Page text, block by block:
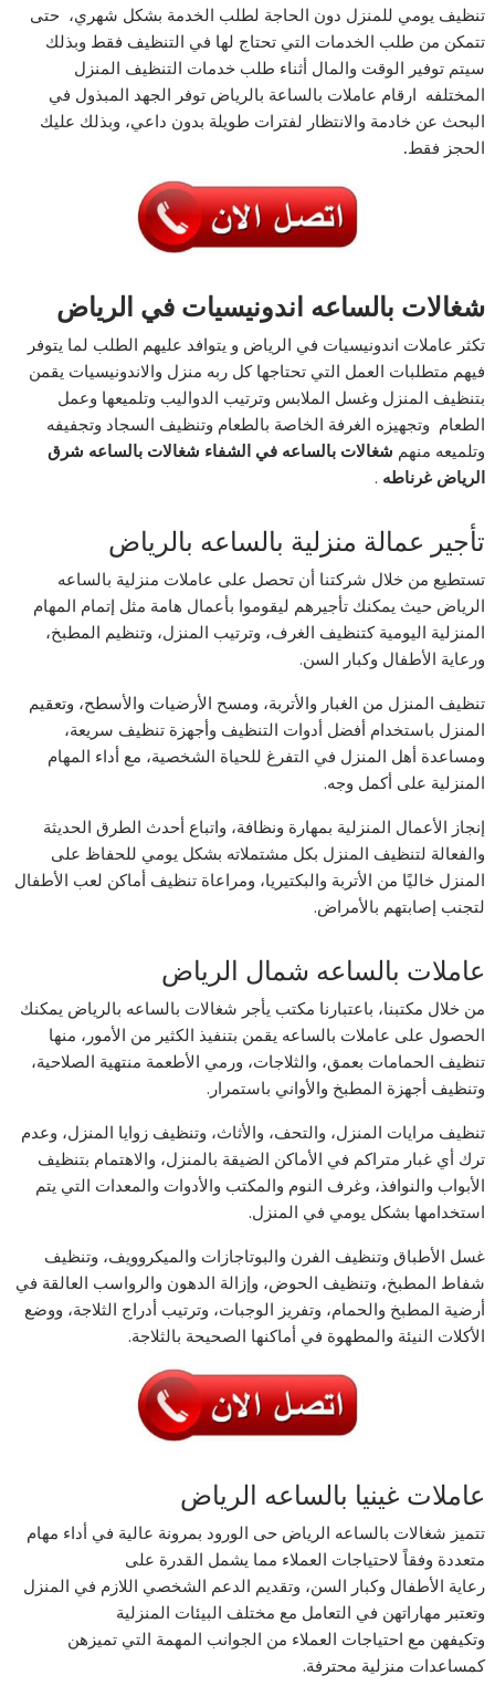
تنظيف يومي للمنزل دون الحاجة لطلب الخدمة بشكل شهري، حتى
تتمكن من طلب الخدمات التي تحتاج لها في التنظيف فقط وبذلك
سيتم توفير الوقت والمال أثناء طلب خدمات التنظيف المنزل
المختلفه ارقام عاملات بالساعة بالرياض توفر الجهد المبذول في
البحث عن خادمة والانتظار لفترات طويلة بدون داعي، وبذلك عليك
الحجز فقط.
شغالات بالساعه اندونيسيات في الرياض
تكثر عاملات اندونيسيات في الرياض و يتوافد عليهم الطلب لما يتوفر
فيهم متطلبات العمل التي تحتاجها كل ربه منزل والاندونيسيات يقمن
بتنظيف المنزل وغسل الملابس وترتيب الدواليب وتلميعها وعمل
الطعام وتجهيزه الغرفة الخاصة بالطعام وتنظيف السجاد وتجفيفه
وتلميعه منهم شغالات بالساعه في الشفاء شغالات بالساعه شرق
الرياض غرناطه .
تأجير عمالة منزلية بالساعه بالرياض
تستطيع من خلال شركتنا أن تحصل على عاملات منزلية بالساعه
الرياض حيث يمكنك تأجيرهم ليقوموا بأعمال هامة مثل إتمام المهام
المنزلية اليومية كتنظيف الغرف، وترتيب المنزل، وتنظيم المطبخ،
ورعاية الأطفال وكبار السن.
تنظيف المنزل من الغبار والأتربة، ومسح الأرضيات والأسطح، وتعقيم
المنزل باستخدام أفضل أدوات التنظيف وأجهزة تنظيف سريعة،
ومساعدة أهل المنزل في التفرغ للحياة الشخصية، مع أداء المهام
المنزلية على أكمل وجه.
إنجاز الأعمال المنزلية بمهارة ونظافة، واتباع أحدث الطرق الحديثة
والفعالة لتنظيف المنزل بكل مشتملاته بشكل يومي للحفاظ على
المنزل خاليًا من الأتربة والبكتيريا، ومراعاة تنظيف أماكن لعب الأطفال
لتجنب إصابتهم بالأمراض.
عاملات بالساعه شمال الرياض
من خلال مكتبنا، باعتبارنا مكتب يأجر شغالات بالساعه بالرياض يمكنك
الحصول على عاملات بالساعه يقمن بتنفيذ الكثير من الأمور، منها
تنظيف الحمامات بعمق، والثلاجات، ورمي الأطعمة منتهية الصلاحية،
وتنظيف أجهزة المطبخ والأواني باستمرار.
تنظيف مرايات المنزل، والتحف، والأثاث، وتنظيف زوايا المنزل، وعدم
ترك أي غبار متراكم في الأماكن الضيقة بالمنزل، والاهتمام بتنظيف
الأبواب والنوافذ، وغرف النوم والمكتب والأدوات والمعدات التي يتم
استخدامها بشكل يومي في المنزل.
غسل الأطباق وتنظيف الفرن والبوتاجازات والميكروويف، وتنظيف
شفاط المطبخ، وتنظيف الحوض، وإزالة الدهون والرواسب العالقة في
أرضية المطبخ والحمام، وتفريز الوجبات، وترتيب أدراج الثلاجة، ووضع
الأكلات النيئة والمطهوة في أماكنها الصحيحة بالثلاجة.
عاملات غينيا بالساعه الرياض
تتميز شغالات بالساعه الرياض حى الورود بمرونة عالية في أداء مهام
متعددة وفقاً لاحتياجات العملاء مما يشمل القدرة على
رعاية الأطفال وكبار السن، وتقديم الدعم الشخصي اللازم في المنزل
وتعتبر مهاراتهن في التعامل مع مختلف البيئات المنزلية
وتكيفهن مع احتياجات العملاء من الجوانب المهمة التي تميزهن
كمساعدات منزلية محترفة.